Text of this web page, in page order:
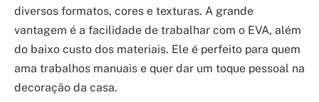
diversos formatos, cores e texturas. A grande
vantagem é a facilidade de trabalhar com o EVA, além
do baixo custo dos materiais. Ele é perfeito para quem
ama trabalhos manuais e quer dar um toque pessoal na
decoração da casa.